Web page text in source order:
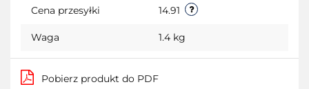
Cena przesyłki 14.91
Waga 1.4 kg
Pobierz produkt do PDF